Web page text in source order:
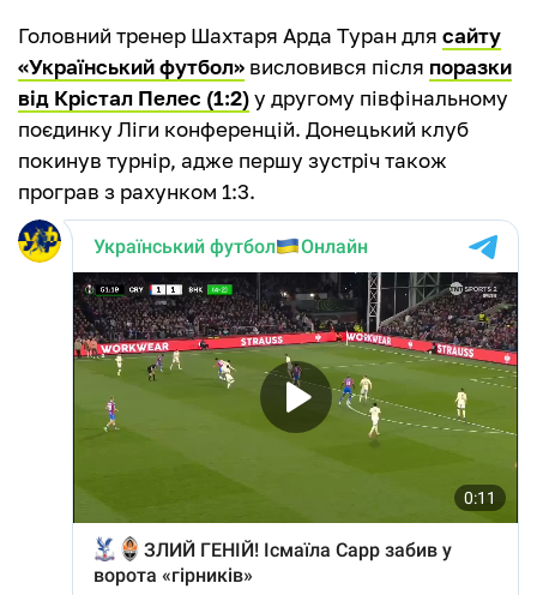
Головний тренер Шахтаря Арда Туран для сайту
«Український футбол» висловився після поразки
від Крістал Пелес (1:2)у другому півфінальному
поєдинку Ліги конференцій. Донецький клуб
покинув турнір, адже першу зустріч також
програв з рахунком 1:3.